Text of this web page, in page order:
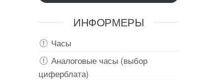
ИНФОРМЕРЫ
Часы
Аналоговые часы (выбор
циферблата)